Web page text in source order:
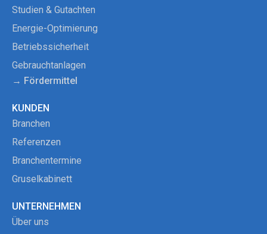
Studien & Gutachten
Energie-Optimierung
Betriebssicherheit
Gebrauchtanlagen
→ Fördermittel
KUNDEN
Branchen
Referenzen
Branchentermine
Gruselkabinett
UNTERNEHMEN
Über uns